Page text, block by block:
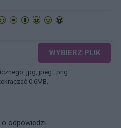
WYBIERZ PLIK
jpg, jpeg , png.
0.6MB.
o odpowiedzi